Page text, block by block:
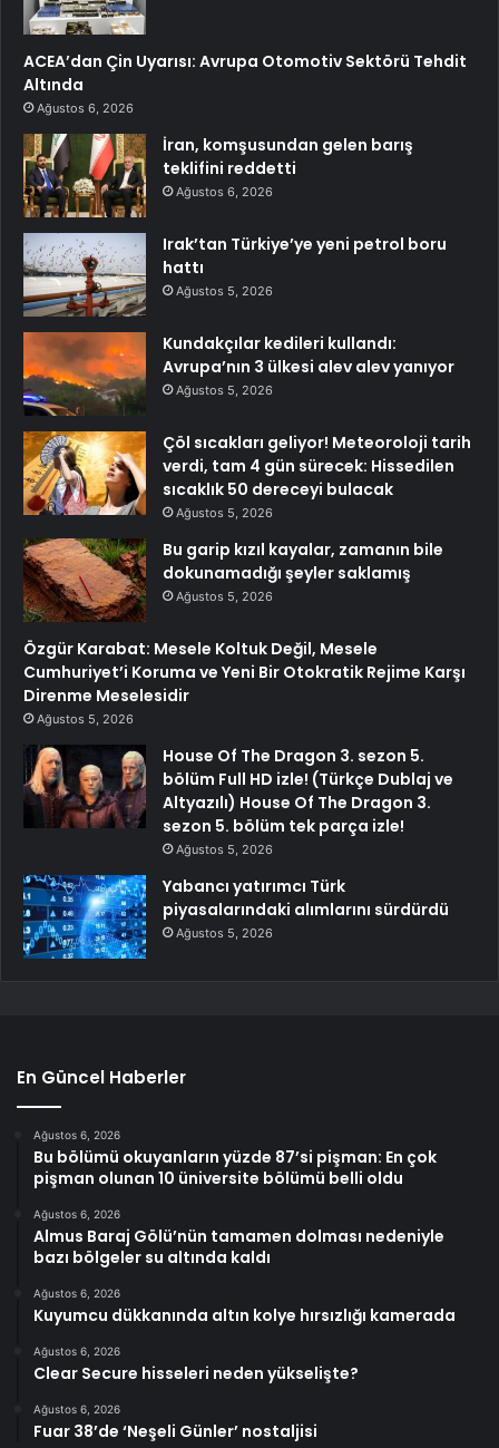
ACEA’dan Çin Uyarısı: Avrupa Otomotiv Sektörü Tehdit
Altında
Ağustos 6, 2026
İran, komşusundan gelen barış
teklifini reddetti
Ağustos 6, 2026
Irak’tan Türkiye’ye yeni petrol boru
hattı
Ağustos 5, 2026
Kundakçılar kedileri kullandı:
Avrupa’nın 3 ülkesi alev alev yanıyor
Ağustos 5, 2026
Çöl sıcakları geliyor! Meteoroloji tarih
verdi, tam 4 gün sürecek: Hissedilen
sıcaklık 50 dereceyi bulacak
Ağustos 5, 2026
Bu garip kızıl kayalar, zamanın bile
dokunamadığı şeyler saklamış
Ağustos 5, 2026
Özgür Karabat: Mesele Koltuk Değil, Mesele
Cumhuriyet’i Koruma ve Yeni Bir Otokratik Rejime Karşı
Direnme Meselesidir
Ağustos 5, 2026
House Of The Dragon 3. sezon 5.
bölüm Full HD izle! (Türkçe Dublaj ve
Altyazılı) House Of The Dragon 3.
sezon 5. bölüm tek parça izle!
Ağustos 5, 2026
Yabancı yatırımcı Türk
piyasalarındaki alımlarını sürdürdü
Ağustos 5, 2026
En Güncel Haberler
Ağustos 6, 2026
Bu bölümü okuyanların yüzde 87’si pişman: En çok
pişman olunan 10 üniversite bölümü belli oldu
Ağustos 6, 2026
Almus Baraj Gölü’nün tamamen dolması nedeniyle
bazı bölgeler su altında kaldı
Ağustos 6, 2026
Kuyumcu dükkanında altın kolye hırsızlığı kamerada
Ağustos 6, 2026
Clear Secure hisseleri neden yükselişte?
Ağustos 6, 2026
Fuar 38’de ‘Neşeli Günler’ nostaljisi